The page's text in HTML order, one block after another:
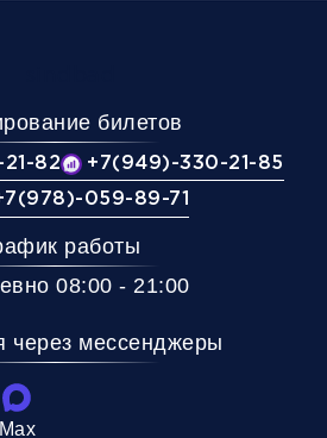
билетов
82
+7(949)-330-21-85
059-89-71
работы
08:00 - 21:00
через мессенджеры
Max